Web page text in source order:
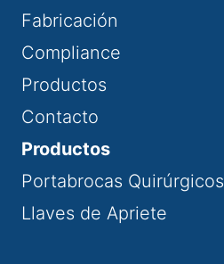
Fabricación
Compliance
Productos
Contacto
Productos
Portabrocas Quirúrgicos
Llaves de Apriete